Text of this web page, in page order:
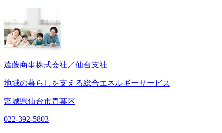
遠藤商事株式会社／仙台支社
地域の暮らしを支える総合エネルギーサービス
宮城県仙台市青葉区
022-392-5803